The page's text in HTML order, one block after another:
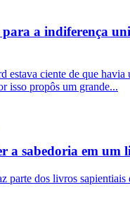
a indiferença
estava ciente de que havia
isso propôs um grande...
a sabedoria em um
parte dos livros